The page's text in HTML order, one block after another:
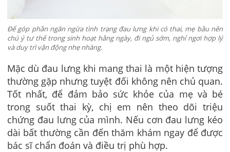
Để góp phần ngăn ngừa tình trạng đau lưng khi có thai, mẹ bầu nên
chú ý tư thế trong sinh hoạt hằng ngày, đi ngủ sớm, nghỉ ngơi hợp lý
và duy trì vận động nhẹ nhàng.
Mặc dù đau lưng khi mang thai là một hiện tượng
thường gặp nhưng tuyệt đối không nên chủ quan.
Tốt nhất, để đảm bảo sức khỏe của mẹ và bé
trong suốt thai kỳ, chị em nên theo dõi triệu
chứng đau lưng của mình. Nếu cơn đau lưng kéo
dài bất thường cần đến thăm khám ngay để được
bác sĩ chẩn đoán và điều trị phù hợp.